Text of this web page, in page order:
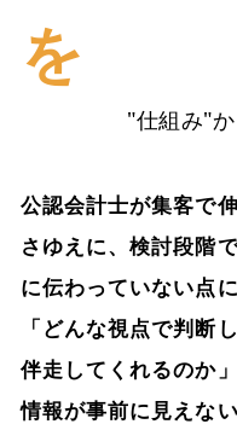
を
"仕組み"か
公認会計士が集客で
さゆえに、検討段階
に伝わっていない点
「どんな視点で判断
伴走してくれるのか
情報が事前に見えな